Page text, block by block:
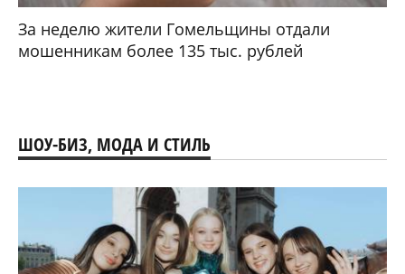
За неделю жители Гомельщины отдали
мошенникам более 135 тыс. рублей
ШОУ-БИЗ, МОДА И СТИЛЬ